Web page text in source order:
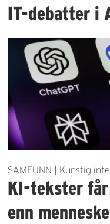
IT-debatter i
SAMFUNN | Kunstig
KI-tekster
enn